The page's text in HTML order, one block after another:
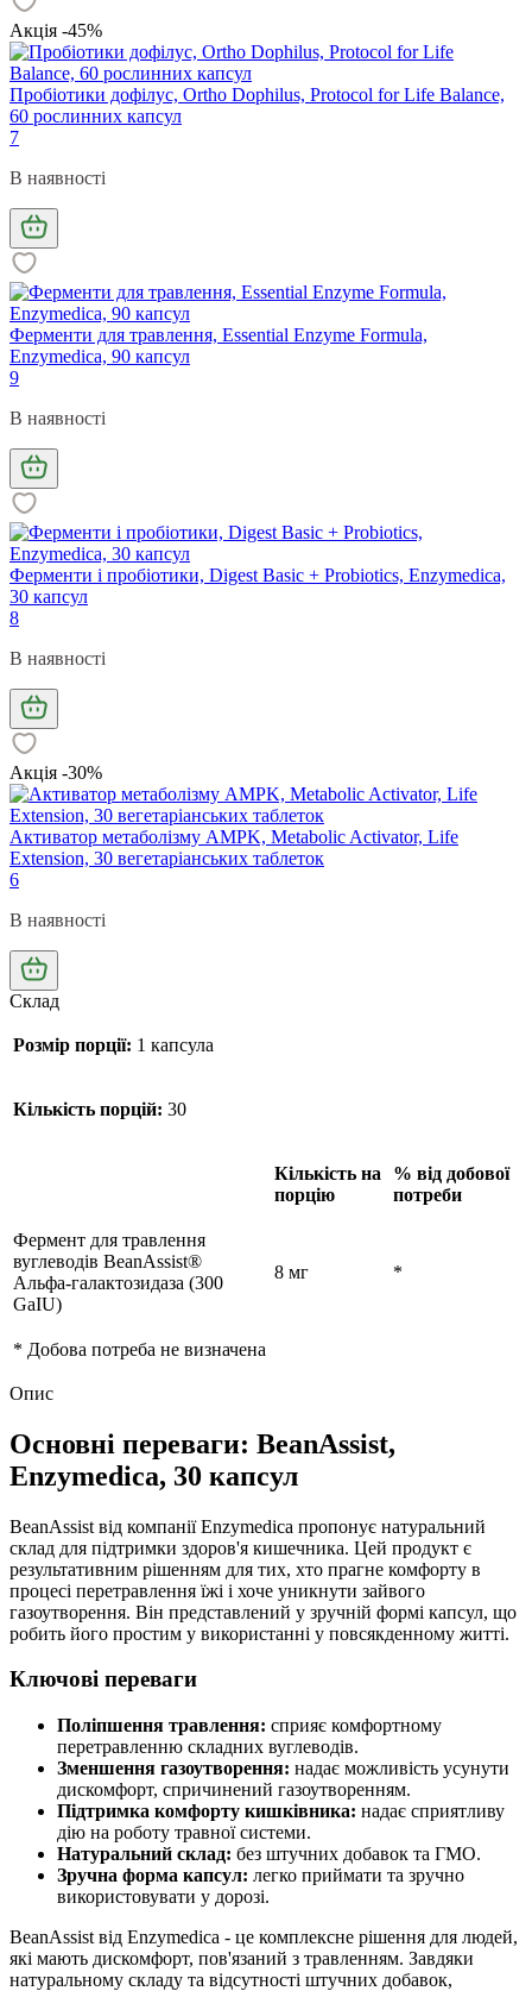
Акція -45%
Пробіотики дофілус, Ortho Dophilus, Protocol for Life Balance,
60 рослинних капсул
7
В наявності
Ферменти для травлення, Essential Enzyme Formula,
Enzymedica, 90 капсул
9
В наявності
Ферменти і пробіотики, Digest Basic + Probiotics, Enzymedica,
30 капсул
8
В наявності
Акція -30%
Активатор метаболізму AMPK, Metabolic Activator, Life
Extension, 30 вегетаріанських таблеток
6
В наявності
Склад
Розмір порції: 1 капсула
Кількість порцій: 30
Кількість на
порцію
% від добової
потреби
Фермент для травлення
вуглеводів BeanAssist®
Альфа-галактозидаза (300
GaIU)
8 мг *
* Добова потреба не визначена
Опис
Основні переваги: BeanAssist,
Enzymedica, 30 капсул
BeanAssist від компанії Enzymedica пропонує натуральний
склад для підтримки здоров'я кишечника. Цей продукт є
результативним рішенням для тих, хто прагне комфорту в
процесі перетравлення їжі і хоче уникнути зайвого
газоутворення. Він представлений у зручній формі капсул, що
робить його простим у використанні у повсякденному житті.
Ключові переваги
Поліпшення травлення: сприяє комфортному
перетравленню складних вуглеводів.
Зменшення газоутворення: надає можливість усунути
дискомфорт, спричинений газоутворенням.
Підтримка комфорту кишківника: надає сприятливу
дію на роботу травної системи.
Натуральний склад: без штучних добавок та ГМО.
Зручна форма капсул: легко приймати та зручно
використовувати у дорозі.
BeanAssist від Enzymedica - це комплексне рішення для людей,
які мають дискомфорт, пов'язаний з травленням. Завдяки
натуральному складу та відсутності штучних добавок,